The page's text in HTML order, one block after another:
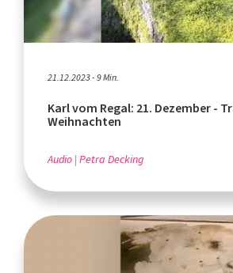
21.12.2023 - 9 Min.
Karl vom Regal: 21. Dezember -
Weihnachten
Audio Petra Decking